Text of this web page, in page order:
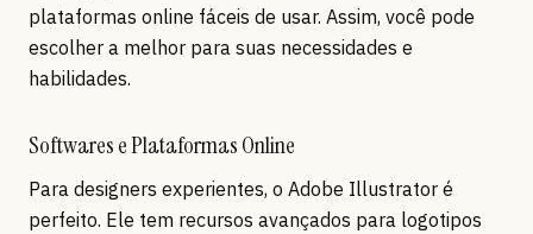
plataformas online fáceis de usar. Assim, você pode
escolher a melhor para suas necessidades e
habilidades.
Softwares e Plataformas Online
Para designers experientes, o Adobe Illustrator é
perfeito. Ele tem recursos avançados para logotipos